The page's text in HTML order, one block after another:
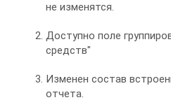
не изменятся.
Доступно поле
средств"
Изменен состав
отчета.